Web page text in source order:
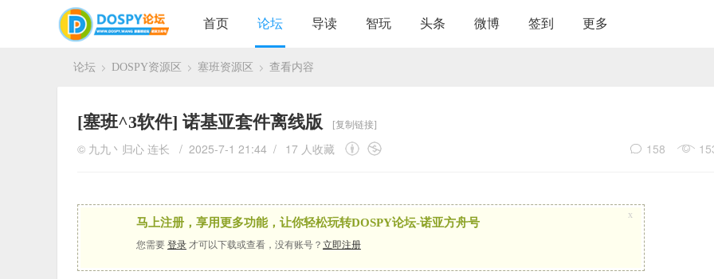
首页 论坛 导读 智玩 头条 微博 签到 更多
论坛 DOSPY资源区 塞班资源区 查看内容
[塞班^3软件] 诺基亚套件离线版 [复制链接]
© 九九丶归心 连长 / 2025-7-1 21:44 / 17 人收藏 158
马上注册，享用更多功能，让你轻松玩转DOSPY论坛-诺亚方舟号
您需要 登录 才可以下载或查看，没有账号？ 立即注册
x